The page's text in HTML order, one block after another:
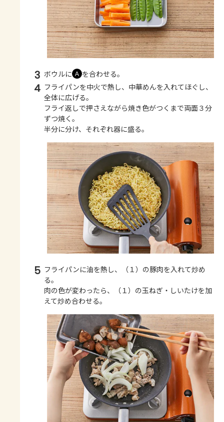
3 ボウルに Ａ を合わせる。
4 フライパンを中火で熱し、中華めんを入れてほぐし、
全体に広げる。
フライ返しで押さえながら焼き色がつくまで両面３分
ずつ焼く。
半分に分け、それぞれ器に盛る。
5 フライパンに油を熱し、（１）の豚肉を入れて炒め
る。
肉の色が変わったら、（１）の玉ねぎ・しいたけを加
えて炒め合わせる。